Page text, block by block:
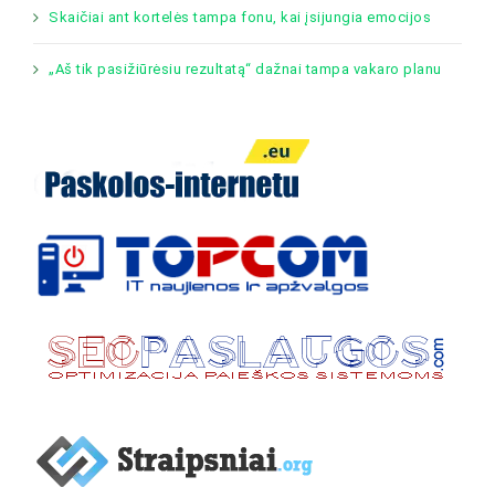
Skaičiai ant kortelės tampa fonu, kai įsijungia emocijos
„Aš tik pasižiūrėsiu rezultatą“ dažnai tampa vakaro planu